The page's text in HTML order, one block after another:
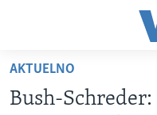
glavni
sadržaj
TV PROGRAM
AKTUELNO
Bush-